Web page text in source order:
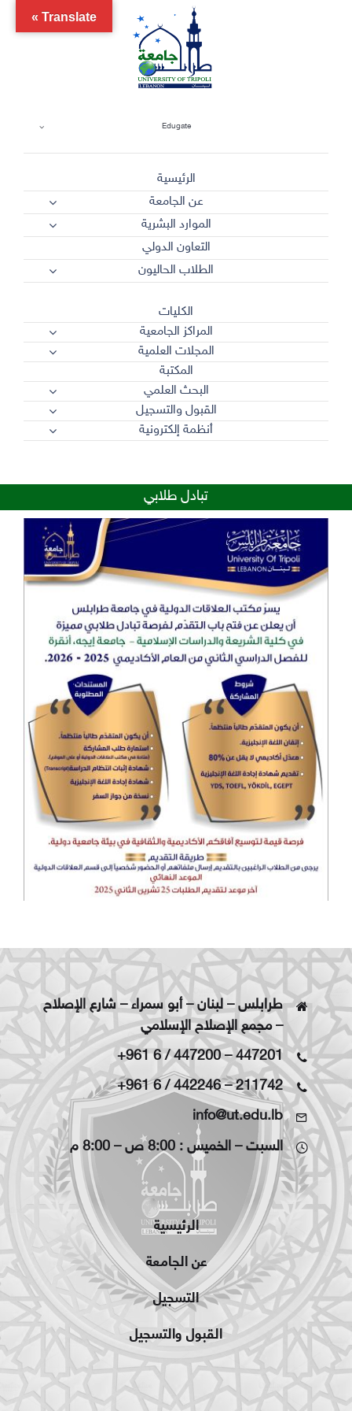
Edugate
الرئيسية
عن الجامعة
الموارد البشرية
التعاون الدولي
الطلاب الحاليون
الكليات
المراكز الجامعية
المجلات العلمية
المكتبة
البحث العلمي
القبول والتسجيل
أنظمة إلكترونية
تبادل طلابي
طرابلس – لبنان – أبو سمراء – شارع الإصلاح
– مجمع الإصلاح الإسلامي
+961 6 / 447200–447201
+961 6 / 442246–211742
info@ut.edu.lb
السبت – الخميس : 8:00 ص – 8:00 م
الرئيسية
عن الجامعة
التسجيل
القبول والتسجيل
Translate »